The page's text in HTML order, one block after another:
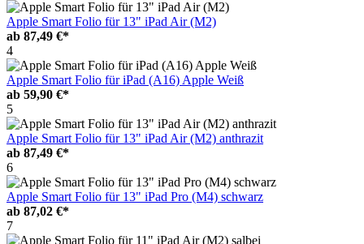
Apple Smart Folio für 13" iPad Air (M2)
ab 87,49 €*
4
Apple Smart Folio für iPad (A16) Apple Weiß
ab 59,90 €*
5
Apple Smart Folio für 13" iPad Air (M2) anthrazit
ab 87,49 €*
6
Apple Smart Folio für 13" iPad Pro (M4) schwarz
ab 87,02 €*
7